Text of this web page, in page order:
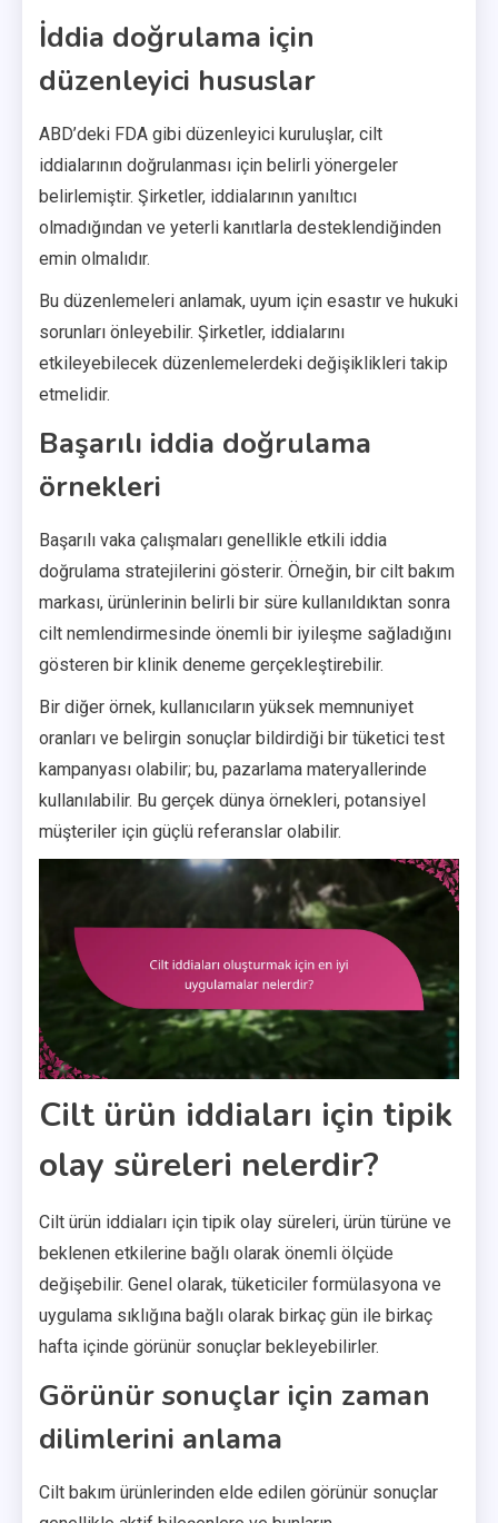
İddia doğrulama için
düzenleyici hususlar
ABD’deki FDA gibi düzenleyici kuruluşlar, cilt
iddialarının doğrulanması için belirli yönergeler
belirlemiştir. Şirketler, iddialarının yanıltıcı
olmadığından ve yeterli kanıtlarla desteklendiğinden
emin olmalıdır.
Bu düzenlemeleri anlamak, uyum için esastır ve hukuki
sorunları önleyebilir. Şirketler, iddialarını
etkileyebilecek düzenlemelerdeki değişiklikleri takip
etmelidir.
Başarılı iddia doğrulama
örnekleri
Başarılı vaka çalışmaları genellikle etkili iddia
doğrulama stratejilerini gösterir. Örneğin, bir cilt bakım
markası, ürünlerinin belirli bir süre kullanıldıktan sonra
cilt nemlendirmesinde önemli bir iyileşme sağladığını
gösteren bir klinik deneme gerçekleştirebilir.
Bir diğer örnek, kullanıcıların yüksek memnuniyet
oranları ve belirgin sonuçlar bildirdiği bir tüketici test
kampanyası olabilir; bu, pazarlama materyallerinde
kullanılabilir. Bu gerçek dünya örnekleri, potansiyel
müşteriler için güçlü referanslar olabilir.
Cilt ürün iddiaları için tipik
olay süreleri nelerdir?
Cilt ürün iddiaları için tipik olay süreleri, ürün türüne ve
beklenen etkilerine bağlı olarak önemli ölçüde
değişebilir. Genel olarak, tüketiciler formülasyona ve
uygulama sıklığına bağlı olarak birkaç gün ile birkaç
hafta içinde görünür sonuçlar bekleyebilirler.
Görünür sonuçlar için zaman
dilimlerini anlama
Cilt bakım ürünlerinden elde edilen görünür sonuçlar